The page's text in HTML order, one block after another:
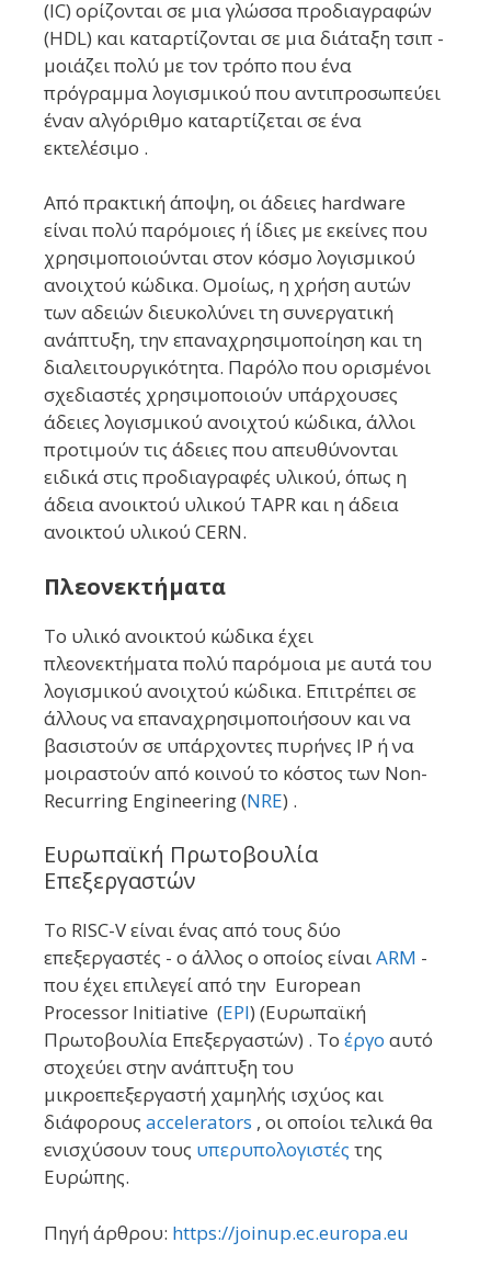
(IC) ορίζονται σε μια γλώσσα προδιαγραφών
(HDL) και καταρτίζονται σε μια διάταξη τσιπ -
μοιάζει πολύ με τον τρόπο που ένα
πρόγραμμα λογισμικού που αντιπροσωπεύει
έναν αλγόριθμο καταρτίζεται σε ένα
εκτελέσιμο .
Από πρακτική άποψη, οι άδειες hardware
είναι πολύ παρόμοιες ή ίδιες με εκείνες που
χρησιμοποιούνται στον κόσμο λογισμικού
ανοιχτού κώδικα. Ομοίως, η χρήση αυτών
των αδειών διευκολύνει τη συνεργατική
ανάπτυξη, την επαναχρησιμοποίηση και τη
διαλειτουργικότητα. Παρόλο που ορισμένοι
σχεδιαστές χρησιμοποιούν υπάρχουσες
άδειες λογισμικού ανοιχτού κώδικα, άλλοι
προτιμούν τις άδειες που απευθύνονται
ειδικά στις προδιαγραφές υλικού, όπως η
άδεια ανοικτού υλικού TAPR και η άδεια
ανοικτού υλικού CERN.
Πλεονεκτήματα
Το υλικό ανοικτού κώδικα έχει
πλεονεκτήματα πολύ παρόμοια με αυτά του
λογισμικού ανοιχτού κώδικα. Επιτρέπει σε
άλλους να επαναχρησιμοποιήσουν και να
βασιστούν σε υπάρχοντες πυρήνες IP ή να
μοιραστούν από κοινού το κόστος των Non-
Recurring Engineering (NRE) .
Ευρωπαϊκή Πρωτοβουλία
Επεξεργαστών
Το RISC-V είναι ένας από τους δύο
επεξεργαστές - ο άλλος ο οποίος είναιARM -
που έχει επιλεγεί από την European
Processor Initiative (EPI) (Ευρωπαϊκή
Πρωτοβουλία Επεξεργαστών) . Το έργο αυτό
στοχεύει στην ανάπτυξη του
μικροεπεξεργαστή χαμηλής ισχύος και
διάφορους accelerators , οι οποίοι τελικά θα
ενισχύσουν τους υπερυπολογιστές της
Ευρώπης.
Πηγή άρθρου: https://joinup.ec.europa.eu